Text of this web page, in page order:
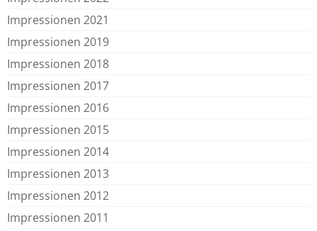
Impressionen 2021
Impressionen 2019
Impressionen 2018
Impressionen 2017
Impressionen 2016
Impressionen 2015
Impressionen 2014
Impressionen 2013
Impressionen 2012
Impressionen 2011